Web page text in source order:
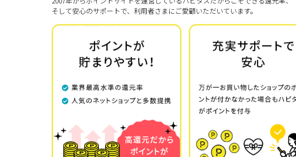
そして安心のサポートで、利用者さまにご愛顧いただいています。